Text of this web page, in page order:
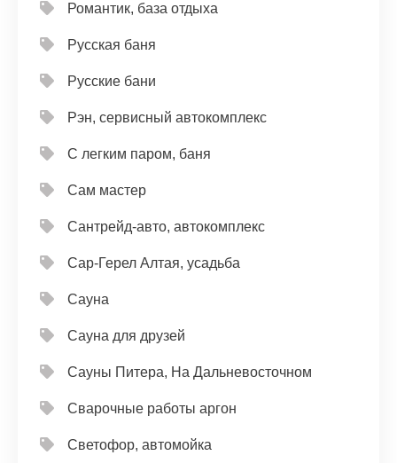
Романтик, база отдыха
Русская баня
Русские бани
Рэн, сервисный автокомплекс
С легким паром, баня
Сам мастер
Сантрейд-авто, автокомплекс
Сар-Герел Алтая, усадьба
Сауна
Сауна для друзей
Сауны Питера, На Дальневосточном
Сварочные работы аргон
Светофор, автомойка